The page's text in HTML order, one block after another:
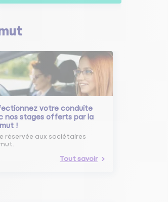
votre conduite
nos stages offerts par la
!
réservée aux sociétaires
Tout savoir